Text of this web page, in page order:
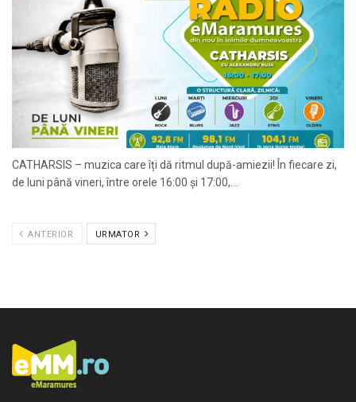
CATHARSIS – muzica care îți dă ritmul după-amiezii! În fiecare zi,
de luni până vineri, între orele 16:00 și 17:00,...
ANTERIOR URMATOR